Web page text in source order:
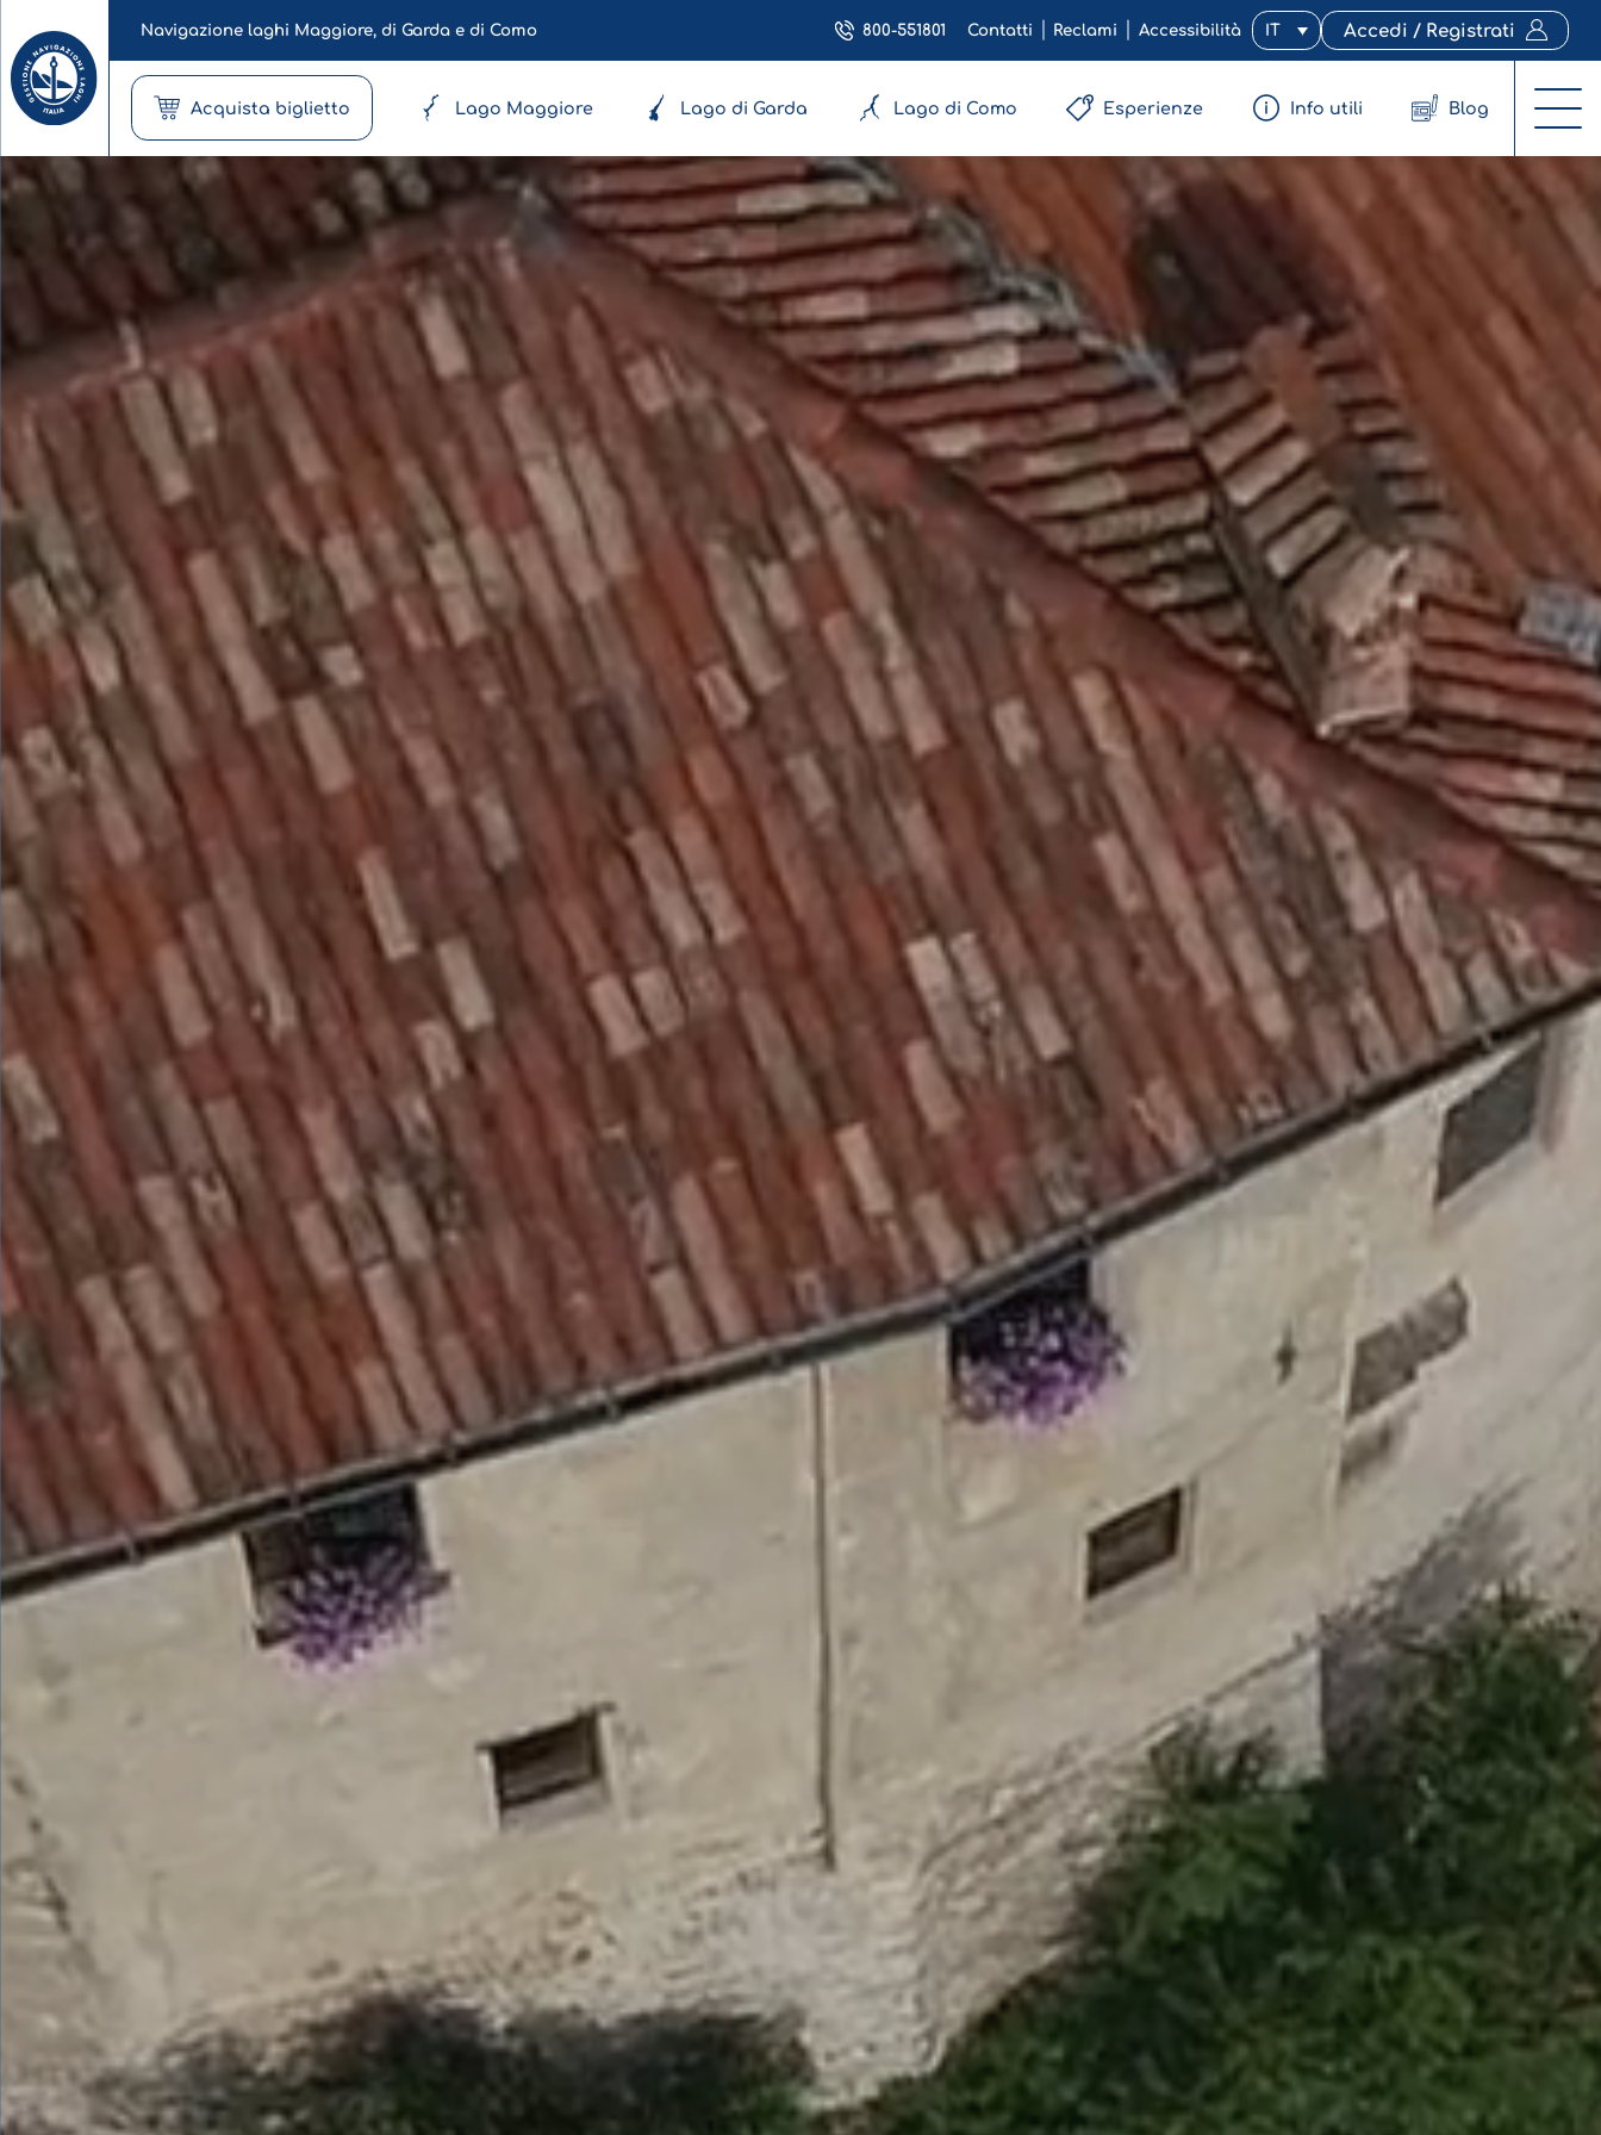
Navigazione laghi Maggiore, di Garda e di Como 800-551801 Contatti Reclami Accessibilità IT Accedi / Registrati
Acquista biglietto Lago Maggiore Lago di Garda Lago di Como Esperienze Info utili Blog